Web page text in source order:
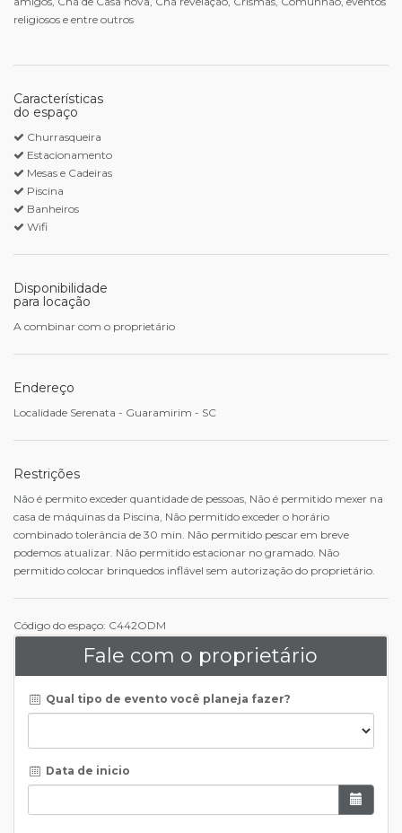
religiosos e entre outros
Características
do espaço
Churrasqueira
Estacionamento
Mesas e Cadeiras
Piscina
Banheiros
Wifi
Disponibilidade
para locação
A combinar com o proprietário
Endereço
Localidade Serenata - Guaramirim - SC
Restrições
Não é permito exceder quantidade de pessoas, Não é permitido mexer na
casa de máquinas da Piscina, Não permitido exceder o horário
combinado tolerância de 30 min. Não permitido pescar em breve
podemos atualizar. Não permitido estacionar no gramado. Não
permitido colocar brinquedos inflável sem autorização do proprietário.
Código do espaço: C442ODM
Fale com o proprietário
Qual tipo de evento você planeja fazer?
Data de inicio